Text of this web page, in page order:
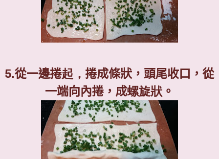
5.從一邊捲起， 捲成條狀，頭尾收口，從
一端向內捲，成螺旋狀 。